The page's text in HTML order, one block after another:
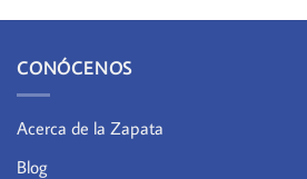
CONÓCENOS
Acerca de la Zapata
Blog